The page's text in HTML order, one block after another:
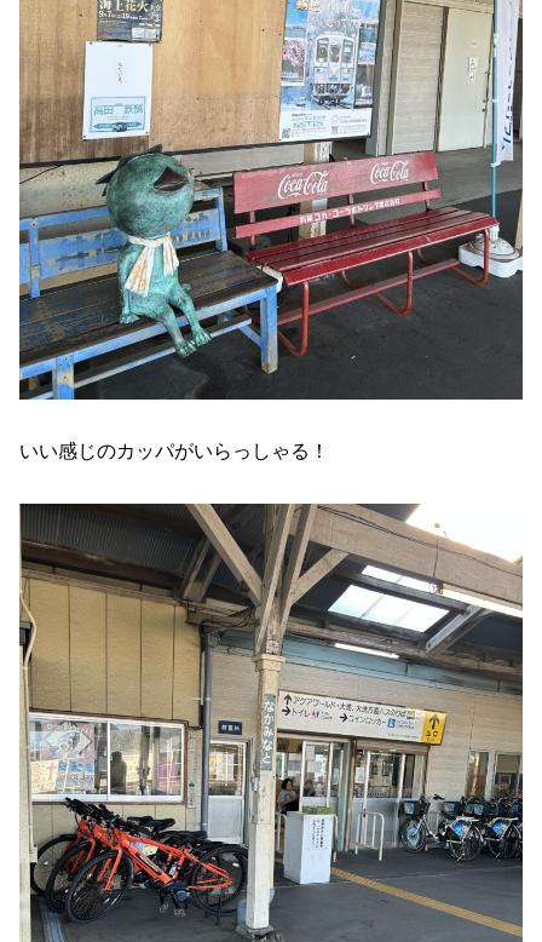
いい感じのカッパがいらっしゃる！